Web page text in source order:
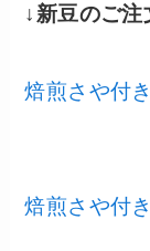
↓新豆のご注
焙煎さや付
焙煎さや付